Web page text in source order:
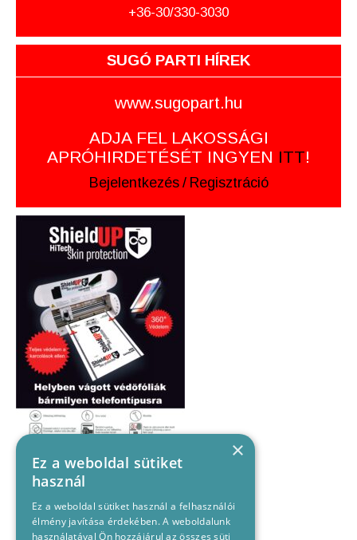
+36-30/330-3030
SUGÓ PARTI HÍREK
www.sugopart.hu
ADJA FEL LAKOSSÁGI
APRÓHIRDETÉSÉT INGYEN ITT!
Bejelentkezés / Regisztráció
×
Ez a weboldal sütiket
használ
Ez a weboldal sütiket használ a felhasználói
élmény javítása érdekében. A weboldalunk
használatával Ön hozzájárul az összes süti